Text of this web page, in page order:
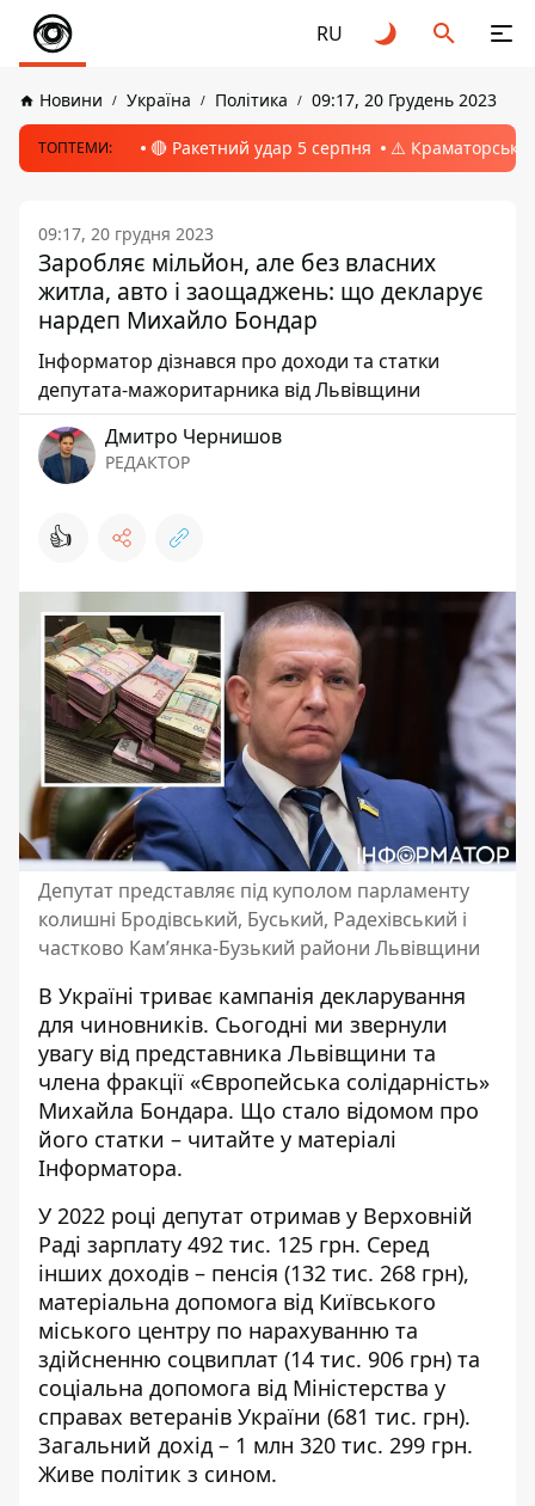
RU
Новини Україна Політика 09:17, 20 Грудень 2023
ТОПТЕМИ: 🔴 Ракетний удар 5 серпня ⚠️ Краматорськ,
09:17, 20 грудня 2023
Заробляє мільйон, але без власних
житла, авто і заощаджень: що декларує
нардеп Михайло Бондар
Інформатор дізнався про доходи та статки
депутата-мажоритарника від Львівщини
Дмитро Чернишов
РЕДАКТОР
👍
Депутат представляє під куполом парламенту
колишні Бродівський, Буський, Радехівський і
частково Кам’янка-Бузький райони Львівщини
В Україні триває кампанія декларування
для чиновників. Сьогодні ми звернули
увагу від представника Львівщини та
члена фракції «Європейська солідарність»
Михайла Бондара. Що стало відомом про
його статки – читайте у матеріалі
Інформатора.
У 2022 році депутат отримав у Верховній
Раді зарплату 492 тис. 125 грн. Серед
інших доходів – пенсія (132 тис. 268 грн),
матеріальна допомога від Київського
міського центру по нарахуванню та
здійсненню соцвиплат (14 тис. 906 грн) та
соціальна допомога від Міністерства у
справах ветеранів України (681 тис. грн).
Загальний дохід – 1 млн 320 тис. 299 грн.
Живе політик з сином.